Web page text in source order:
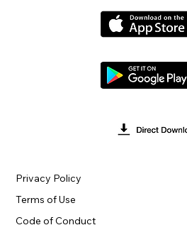
Terms of Use
Privacy Policy
Code of Conduct